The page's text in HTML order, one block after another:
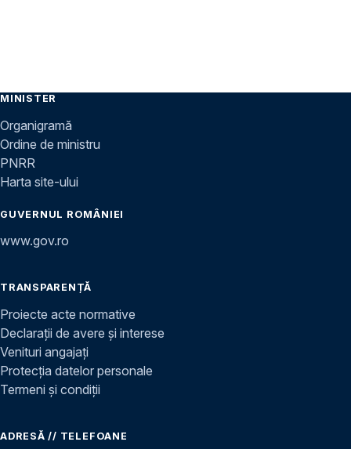
MINISTER
Organigramă
Ordine de ministru
PNRR
Harta site-ului
GUVERNUL ROMÂNIEI
www.gov.ro
TRANSPARENȚĂ
Proiecte acte normative
Declarații de avere și interese
Venituri angajați
Protecția datelor personale
Termeni și condiții
ADRESĂ // TELEFOANE